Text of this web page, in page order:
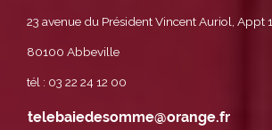
23 avenue du Président Vincent Auriol, Appt 1
80100 Abbeville
tél : 03 22 24 12 00